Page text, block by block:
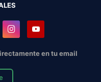
en tu email